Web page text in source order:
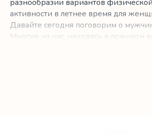
разнообразии вариантов физической
активности в летнее время для
Давайте сегодня поговорим о
Многие из нас, находясь в пожилом